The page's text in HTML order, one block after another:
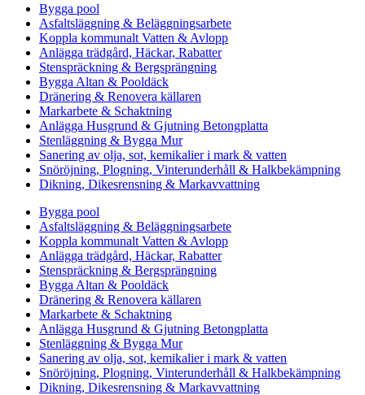
Bygga pool
Asfaltsläggning & Beläggningsarbete
Koppla kommunalt Vatten & Avlopp
Anlägga trädgård, Häckar, Rabatter
Stenspräckning & Bergsprängning
Bygga Altan & Pooldäck
Dränering & Renovera källaren
Markarbete & Schaktning
Anlägga Husgrund & Gjutning Betongplatta
Stenläggning & Bygga Mur
Sanering av olja, sot, kemikalier i mark & vatten
Snöröjning, Plogning, Vinterunderhåll & Halkbekämpning
Dikning, Dikesrensning & Markavvattning
Bygga pool
Asfaltsläggning & Beläggningsarbete
Koppla kommunalt Vatten & Avlopp
Anlägga trädgård, Häckar, Rabatter
Stenspräckning & Bergsprängning
Bygga Altan & Pooldäck
Dränering & Renovera källaren
Markarbete & Schaktning
Anlägga Husgrund & Gjutning Betongplatta
Stenläggning & Bygga Mur
Sanering av olja, sot, kemikalier i mark & vatten
Snöröjning, Plogning, Vinterunderhåll & Halkbekämpning
Dikning, Dikesrensning & Markavvattning